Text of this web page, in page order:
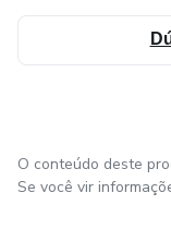
O conteúdo deste
Se você vir